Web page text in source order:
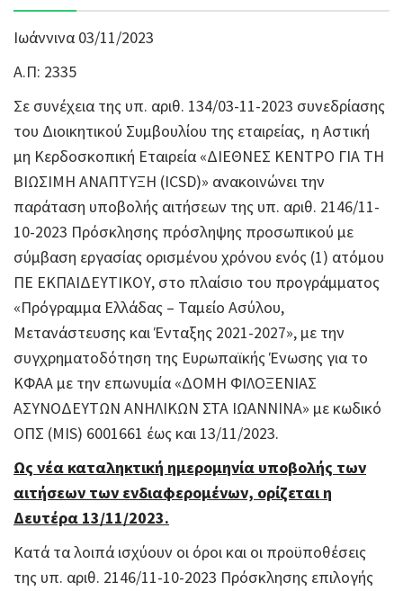
Ιωάννινα 03/11/2023
Α.Π: 2335
Σε συνέχεια της υπ. αριθ. 134/03-11-2023 συνεδρίασης
του Διοικητικού Συμβουλίου της εταιρείας, η Αστική
μη Κερδοσκοπική Εταιρεία «ΔΙΕΘΝΕΣ ΚΕΝΤΡΟ ΓΙΑ ΤΗ
ΒΙΩΣΙΜΗ ΑΝΑΠΤΥΞΗ (ICSD)» ανακοινώνει την
παράταση υποβολής αιτήσεων της υπ. αριθ. 2146/11-
10-2023 Πρόσκλησης πρόσληψης προσωπικού με
σύμβαση εργασίας ορισμένου χρόνου ενός (1) ατόμου
ΠΕ ΕΚΠΑΙΔΕΥΤΙΚΟΥ, στο πλαίσιο του προγράμματος
«Πρόγραμμα Ελλάδας – Ταμείο Ασύλου,
Μετανάστευσης και Ένταξης 2021-2027», με την
συγχρηματοδότηση της Ευρωπαϊκής Ένωσης για το
ΚΦΑΑ με την επωνυμία «ΔΟΜΗ ΦΙΛΟΞΕΝΙΑΣ
ΑΣΥΝΟΔΕΥΤΩΝ ΑΝΗΛΙΚΩΝ ΣΤΑ ΙΩΑΝΝΙΝΑ» με κωδικό
ΟΠΣ (MIS) 6001661 έως και 13/11/2023.
Ως νέα καταληκτική ημερομηνία υποβολής των
αιτήσεων των ενδιαφερομένων, ορίζεται η
Δευτέρα 13/11/2023.
Κατά τα λοιπά ισχύουν οι όροι και οι προϋποθέσεις
της υπ. αριθ. 2146/11-10-2023 Πρόσκλησης επιλογής